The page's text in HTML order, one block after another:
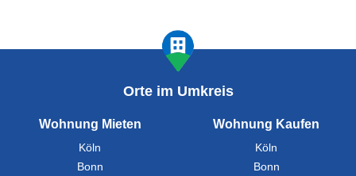
Orte im Umkreis
Wohnung Mieten
Köln
Bonn
Wohnung Kaufen
Köln
Bonn